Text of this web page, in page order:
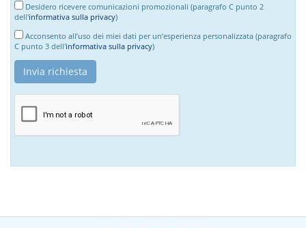
Desidero ricevere comunicazioni promozionali (paragrafo C punto 2
dell'informativa sulla privacy)
Acconsento all’uso dei miei dati per un’esperienza personalizzata (paragrafo
C punto 3 dell'informativa sulla privacy)